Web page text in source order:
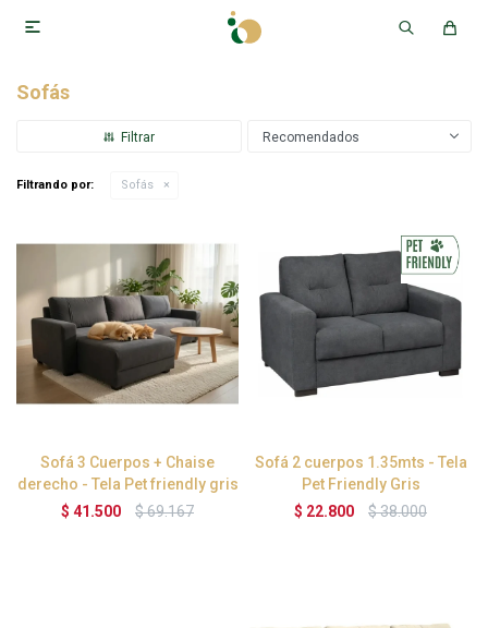

Sofás
Recomendados
Filtrando por: Sofás
Sofá 3 Cuerpos + Chaise
derecho - Tela Pet friendly gris
$ 41.500 $69.167
Sofá 2 cuerpos 1.35mts - Tela
Pet Friendly Gris
$ 22.800 $38.000